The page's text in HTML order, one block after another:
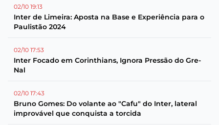
02/10 19:13
Inter de Limeira: Aposta na Base e Experiência para o
Paulistão 2024
02/10 17:53
Inter Focado em Corinthians, Ignora Pressão do Gre-
Nal
02/10 17:43
Bruno Gomes: Do volante ao "Cafu" do Inter, lateral
improvável que conquista a torcida